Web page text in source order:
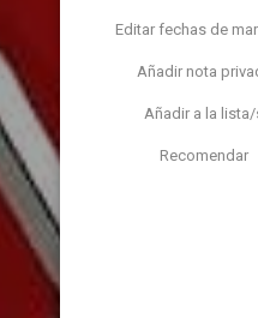
Editar fechas de
Añadir nota
Añadir a la
Recomendar